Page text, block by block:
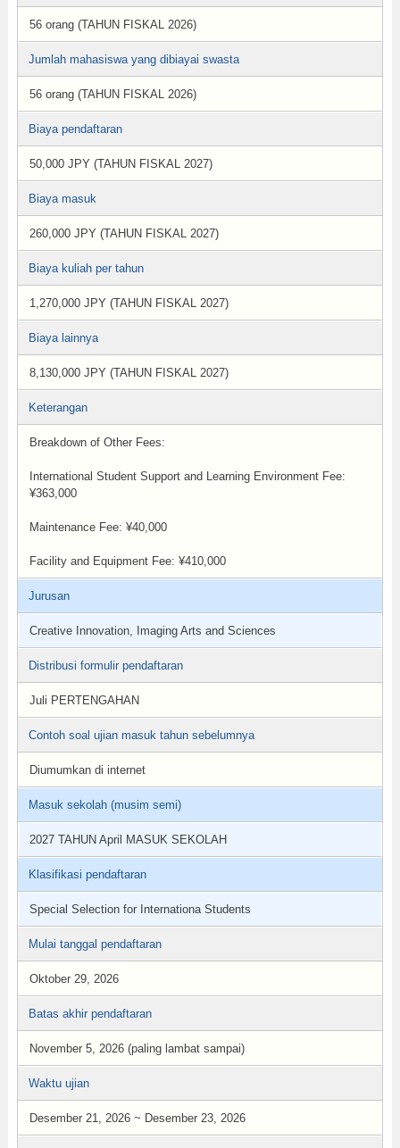
56 orang (TAHUN FISKAL 2026)
Jumlah mahasiswa yang dibiayai swasta
56 orang (TAHUN FISKAL 2026)
Biaya pendaftaran
50,000 JPY (TAHUN FISKAL 2027)
Biaya masuk
260,000 JPY (TAHUN FISKAL 2027)
Biaya kuliah per tahun
1,270,000 JPY (TAHUN FISKAL 2027)
Biaya lainnya
8,130,000 JPY (TAHUN FISKAL 2027)
Keterangan
Breakdown of Other Fees:
International Student Support and Learning Environment Fee:
¥363,000
Maintenance Fee: ¥40,000
Facility and Equipment Fee: ¥410,000
Jurusan
Creative Innovation, Imaging Arts and Sciences
Distribusi formulir pendaftaran
Juli PERTENGAHAN
Contoh soal ujian masuk tahun sebelumnya
Diumumkan di internet
Masuk sekolah (musim semi)
2027 TAHUN April MASUK SEKOLAH
Klasifikasi pendaftaran
Special Selection for Internationa Students
Mulai tanggal pendaftaran
Oktober 29, 2026
Batas akhir pendaftaran
November 5, 2026 (paling lambat sampai)
Waktu ujian
Desember 21, 2026 ~ Desember 23, 2026